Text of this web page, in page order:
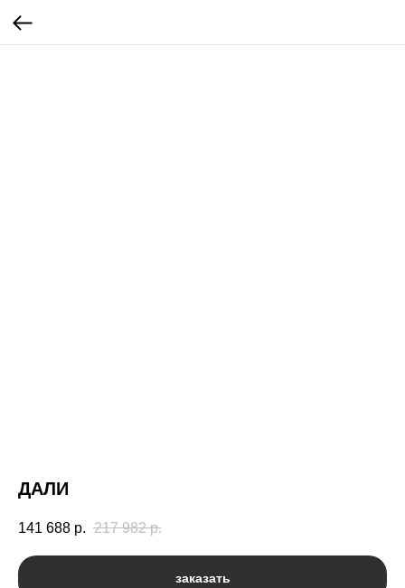
ДАЛИ
141 688 р. 217 982 р.
заказать